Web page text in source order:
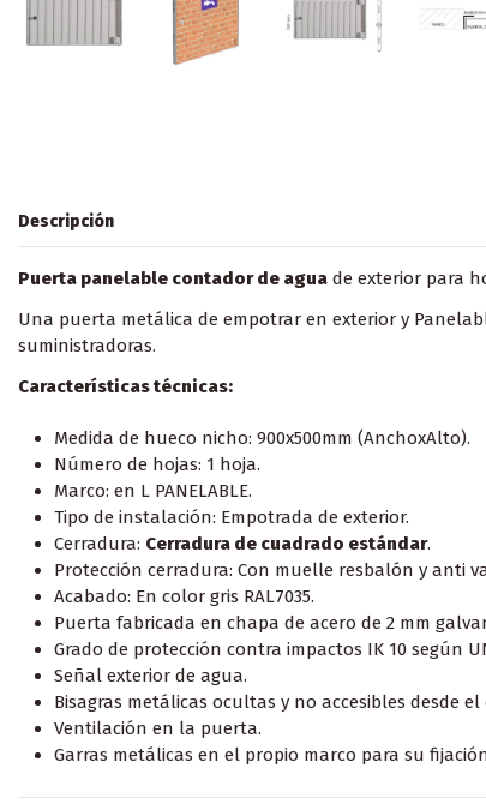
Descripción
Puerta panelable contador de agua de exterior para
Una puerta metálica de empotrar en exterior y
suministradoras.
Características técnicas:
Medida de hueco nicho: 900x500mm (AnchoxAlto).
Número de hojas: 1 hoja.
Marco: en L PANELABLE.
Tipo de instalación: Empotrada de exterior.
Cerradura: Cerradura de cuadrado estándar.
Protección cerradura: Con muelle resbalón y anti
Acabado: En color gris RAL7035.
Puerta fabricada en chapa de acero de 2 mm
Grado de protección contra impactos IK 10 según
Señal exterior de agua.
Bisagras metálicas ocultas y no accesibles desde el
Ventilación en la puerta.
Garras metálicas en el propio marco para su